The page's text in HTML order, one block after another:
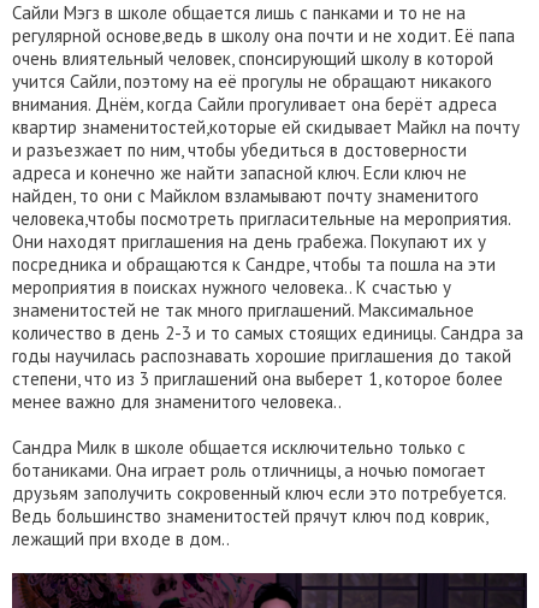
Сайли Мэгз в школе общается лишь с панками и то не на
регулярной основе,ведь в школу она почти и не ходит. Её папа
очень влиятельный человек, спонсирующий школу в которой
учится Сайли, поэтому на её прогулы не обращают никакого
внимания. Днём, когда Сайли прогуливает она берёт адреса
квартир знаменитостей,которые ей скидывает Майкл на почту
и разъезжает по ним, чтобы убедиться в достоверности
адреса и конечно же найти запасной ключ. Если ключ не
найден, то они с Майклом взламывают почту знаменитого
человека,чтобы посмотреть пригласительные на мероприятия.
Они находят приглашения на день грабежа. Покупают их у
посредника и обращаются к Сандре, чтобы та пошла на эти
мероприятия в поисках нужного человека.. К счастью у
знаменитостей не так много приглашений. Максимальное
количество в день 2-3 и то самых стоящих единицы. Сандра за
годы научилась распознавать хорошие приглашения до такой
степени, что из 3 приглашений она выберет 1, которое более
менее важно для знаменитого человека..
Сандра Милк в школе общается исключительно только с
ботаниками. Она играет роль отличницы, а ночью помогает
друзьям заполучить сокровенный ключ если это потребуется.
Ведь большинство знаменитостей прячут ключ под коврик,
лежащий при входе в дом..